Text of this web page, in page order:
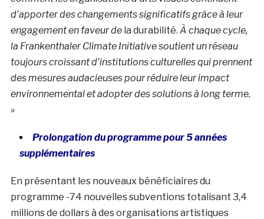
d’apporter des changements significatifs grâce à leur
engagement en faveur de la durabilité. À chaque cycle,
la Frankenthaler Climate Initiative soutient un réseau
toujours croissant d’institutions culturelles qui prennent
des mesures audacieuses pour réduire leur impact
environnemental et adopter des solutions à long terme.
»
Prolongation du programme pour 5 années
supplémentaires
En présentant les nouveaux bénéficiaires du
programme -74 nouvelles subventions totalisant 3,4
millions de dollars à des organisations artistiques